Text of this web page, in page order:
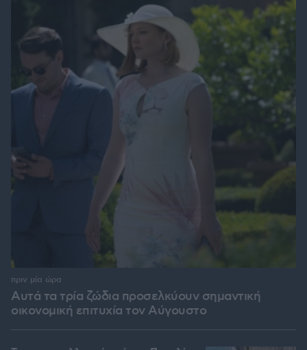
Αυτά τα τρία ζώδια προσελκύουν σημαντική
οικονομική επιτυχία τον Αύγουστο
πριν μία ώρα